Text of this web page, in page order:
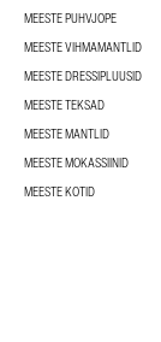
MEESTE PUHVJOPE
MEESTE VIHMAMANTLID
MEESTE DRESSIPLUUSID
MEESTE TEKSAD
MEESTE MANTLID
MEESTE MOKASSIINID
MEESTE KOTID